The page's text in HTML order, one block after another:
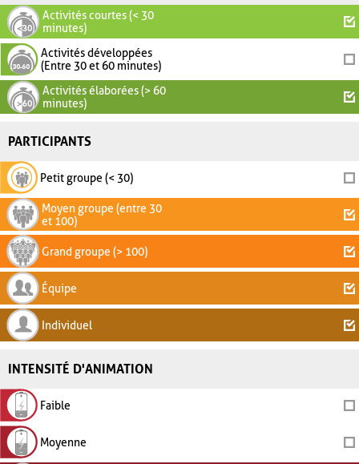
Activités courtes (< 30
minutes)
Activités développées
(Entre 30 et 60 minutes)
Activités élaborées (> 60
minutes)
PARTICIPANTS
Petit groupe (< 30)
Moyen groupe (entre 30
et 100)
Grand groupe (> 100)
Équipe
Individuel
INTENSITÉ D'ANIMATION
Faible
Moyenne